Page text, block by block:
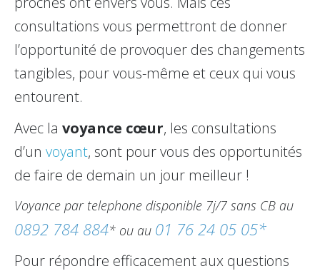
consultations vous permettront de donner
l’opportunité de provoquer des changements
tangibles, pour vous-même et ceux qui vous
entourent.
Avec la voyance cœur, les consultations
d’un voyant, sont pour vous des opportunités
de faire de demain un jour meilleur !
Voyance par telephone disponible 7j/7 sans CB au
0892 784 884* ou au 01 76 24 05 05*
Pour répondre efficacement aux questions